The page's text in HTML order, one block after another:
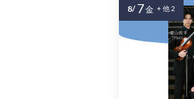
8/ 7金 + 他 2